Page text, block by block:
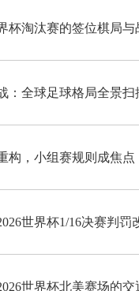
杯淘汰赛的签位棋局
：全球足球格局全景扫
构，小组赛规则成焦点
世界杯1/16决赛判罚
世界杯北美赛场的